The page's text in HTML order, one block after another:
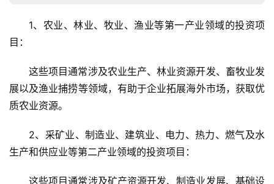
1、农业、林业、牧业、渔业等第一产业领域的投资项
目 ：
这些项目通常涉及农业生产、林业资源开发、畜牧业发
展以及渔业捕捞等领域，有助于企业拓展海外市场，获取优
质农业资源。
2、采矿业、制造业、建筑业、电力、热力、燃气及水
生产和供应业等第二产业领域的投资项目 ：
这些项目通常涉及矿产资源开发、制造业发展、基础设